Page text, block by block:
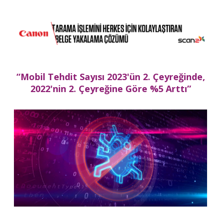
“Mobil Tehdit Sayısı 2023'ün 2. Çeyreğinde,
2022'nin 2. Çeyreğine Göre %5 Arttı”